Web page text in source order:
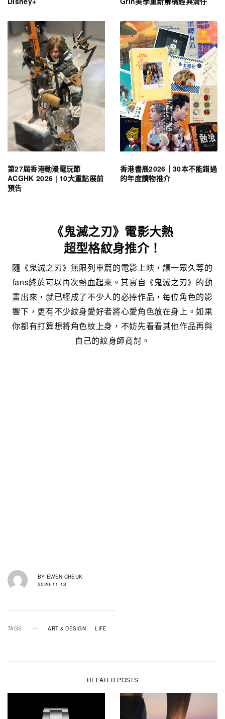
第27屆香港動漫電玩節
ACGHK 2026 | 10大重點展前
預告
香港書展2026｜30本不能錯過
的年度讀物推介
《鬼滅之刃》電影大熱
超型格紋身推介！
隨《鬼滅之刃》無限列車篇的電影上映，讓一眾久等的
fans終於可以再次熱血起來。其實自《鬼滅之刃》的動
畫出來，就已經成了不少人的必捧作品，每位角色的影
響下，更有不少紋身愛好者將心愛角色放在身上。如果
你都有打算想將角色紋上身，不妨先看看其他作品再與
自己的紋身師商討。
BY EWEN CHEUK
2020-11-13
TAGS ART & DESIGN LIFE
RELATED POSTS